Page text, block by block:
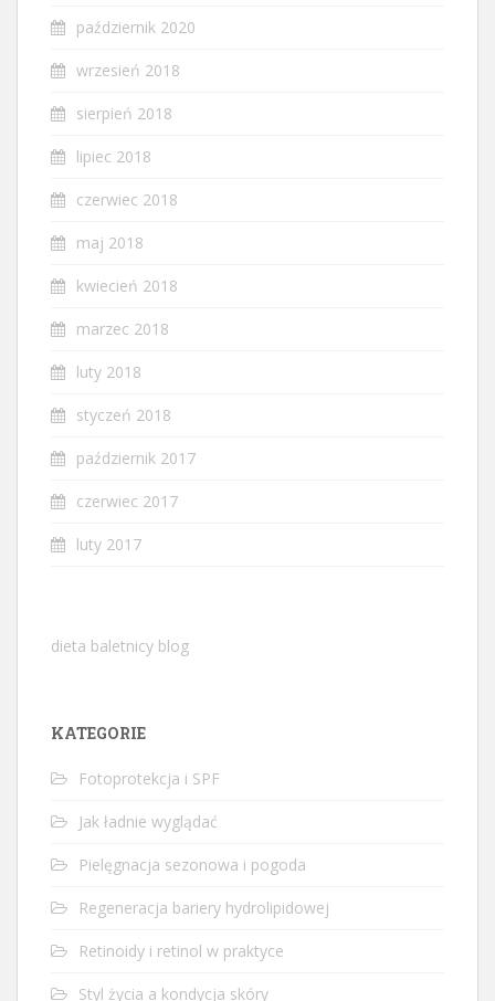
październik 2020
wrzesień 2018
sierpień 2018
lipiec 2018
czerwiec 2018
maj 2018
kwiecień 2018
marzec 2018
luty 2018
styczeń 2018
październik 2017
czerwiec 2017
luty 2017
dieta baletnicy blog
KATEGORIE
Fotoprotekcja i SPF
Jak ładnie wyglądać
Pielęgnacja sezonowa i pogoda
Regeneracja bariery hydrolipidowej
Retinoidy i retinol w praktyce
Styl życia a kondycja skóry